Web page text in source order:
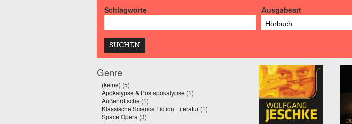
Schlagworte Ausgabeart
Hörbuch
Genre
(keine) (5)
Apokalypse & Postapokalypse (1) Apply Apokalypse & Postapokalypse filter
Außerirdische (1)
Klassische Science Fiction Literatur (1) Apply Klassische Science Fiction Literatur filter
Space Opera (3)